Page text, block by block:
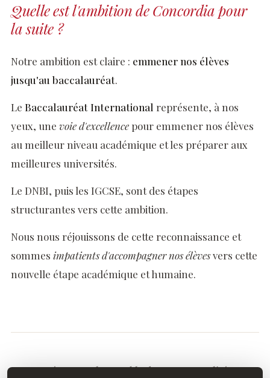
Quelle est l'ambition de Concordia pour
la suite ?
Notre ambition est claire : emmener nos élèves
jusqu'au baccalauréat.
Le Baccalauréat International représente, à nos
yeux, une voie d'excellence pour emmener nos élèves
au meilleur niveau académique et les préparer aux
meilleures universités.
Le DNBI, puis les IGCSE, sont des étapes
structurantes vers cette ambition.
Nous nous réjouissons de cette reconnaissance et
sommes impatients d'accompagner nos élèvesvers cette
nouvelle étape académique et humaine.
Découvrez l'ensemble de notre actualité.